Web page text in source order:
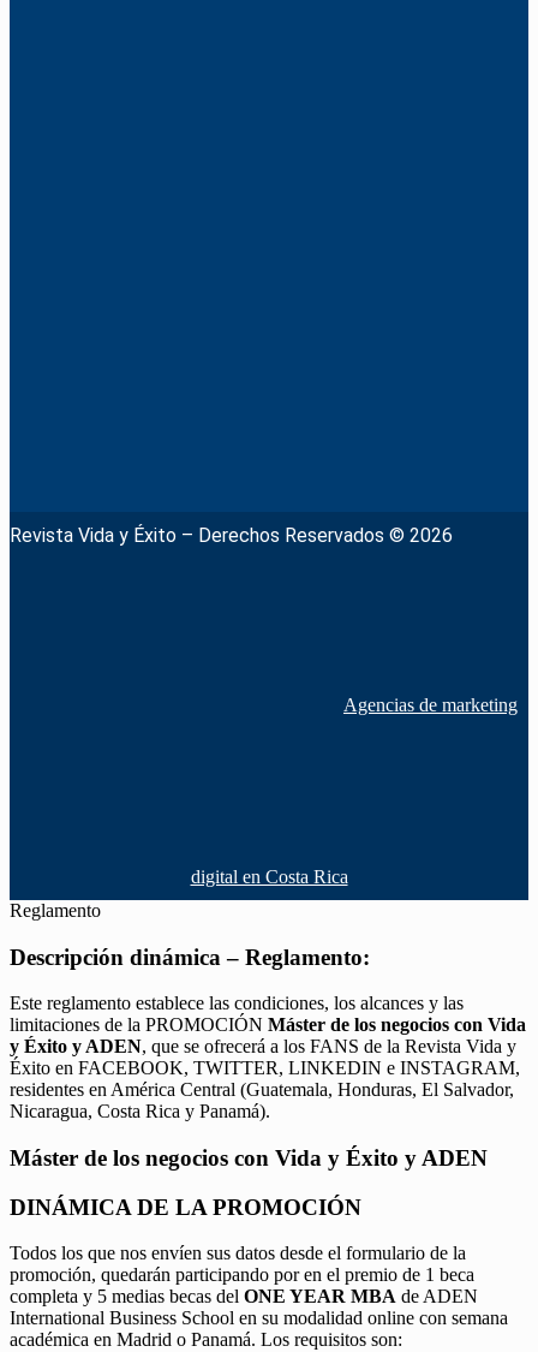
Revista Vida y Éxito – Derechos Reservados © 2026
Agencias de marketing
digital en Costa Rica
Reglamento
Descripción dinámica – Reglamento:
Este reglamento establece las condiciones, los alcances y las
limitaciones de la PROMOCIÓN Máster de los negocios con Vida
y Éxito y ADEN, que se ofrecerá a los FANS de la Revista Vida y
Éxito en FACEBOOK, TWITTER, LINKEDIN e INSTAGRAM,
residentes en América Central (Guatemala, Honduras, El Salvador,
Nicaragua, Costa Rica y Panamá).
Máster de los negocios con Vida y Éxito y ADEN
DINÁMICA DE LA PROMOCIÓN
Todos los que nos envíen sus datos desde el formulario de la
promoción, quedarán participando por en el premio de 1 beca
completa y 5 medias becas del ONE YEAR MBA de ADEN
International Business School en su modalidad online con semana
académica en Madrid o Panamá. Los requisitos son: